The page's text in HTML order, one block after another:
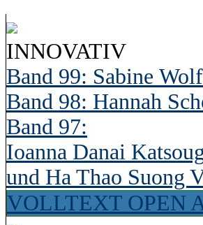
INNOVATIV
Band 99: Sabine Wolf
Band 98: Hannah
Band 97:
Ioanna Danai
und Ha Thao Suong
VOLLTEXT OPEN